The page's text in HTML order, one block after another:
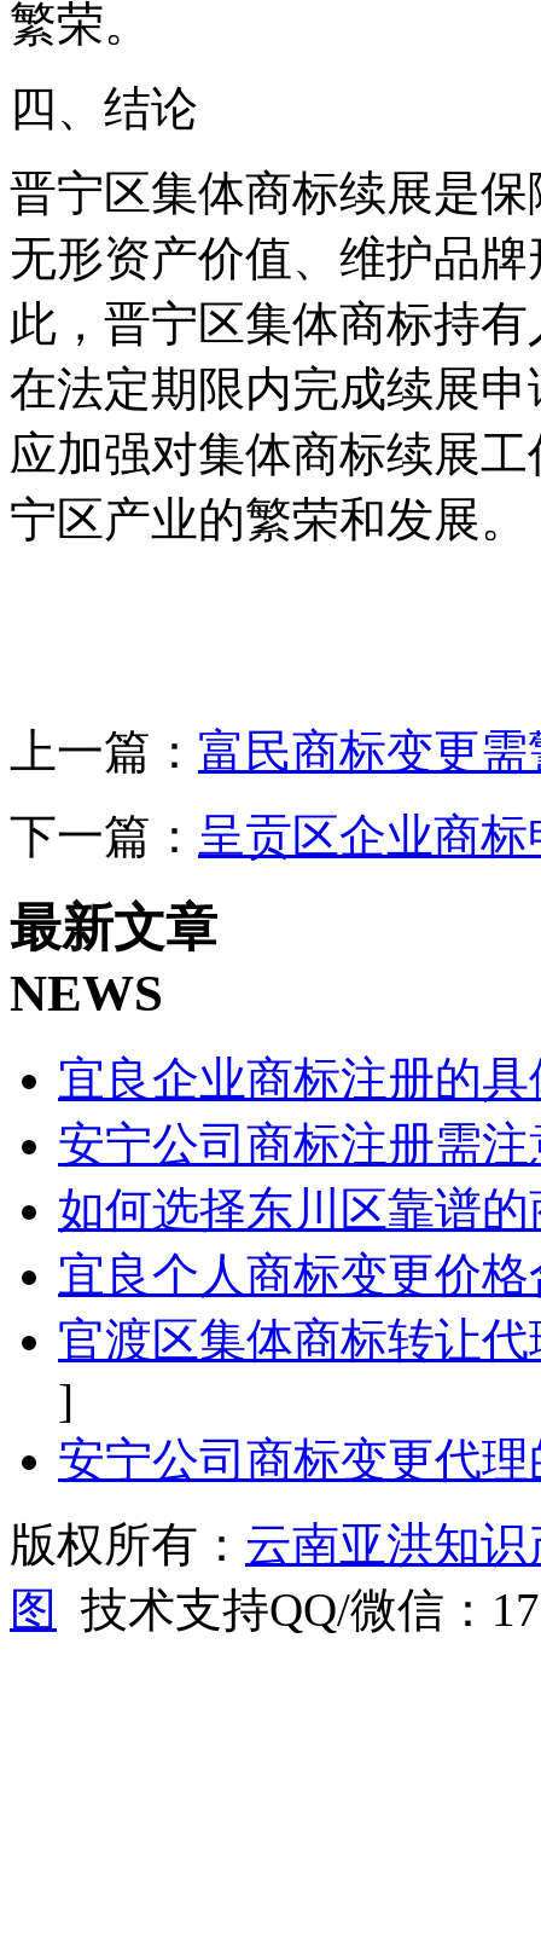
繁荣。
四、结论
晋宁区集体商标续展是
无形资产价值、维护品
此，晋宁区集体商标持
在法定期限内完成续展
应加强对集体商标续展
宁区产业的繁荣和发展。
上一篇： 富民商标变更
下一篇： 呈贡区企业商
最新文章
NEWS
宜良企业商标注册的
安宁公司商标注册需
如何选择东川区靠谱
宜良个人商标变更价
官渡区集体商标转让
]
安宁公司商标变更代
版权所有： 云南亚洪知
图
技术支持QQ/微信：